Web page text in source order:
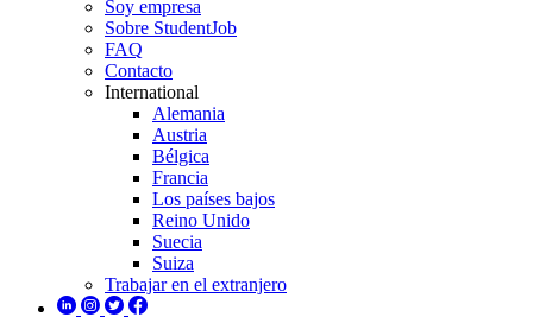
Soy empresa
Sobre StudentJob
FAQ
Contacto
International
Alemania
Austria
Bélgica
Francia
Los países bajos
Reino Unido
Suecia
Suiza
Trabajar en el extranjero